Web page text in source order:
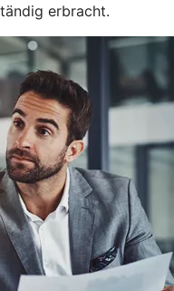
erbracht.